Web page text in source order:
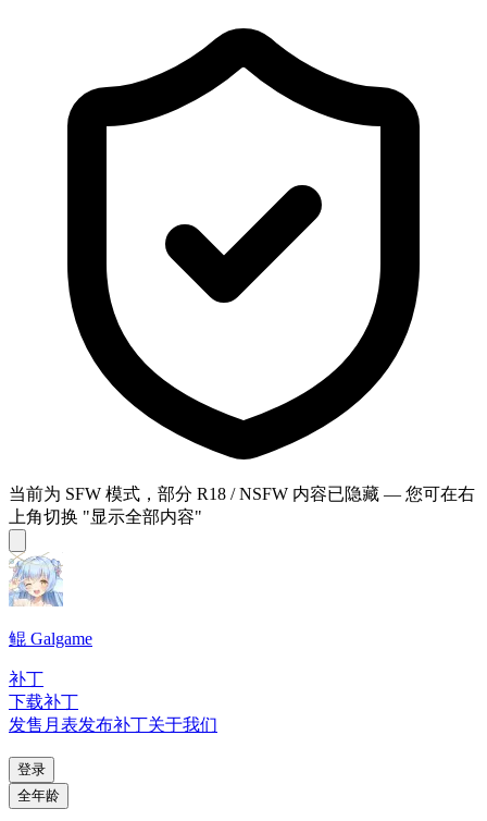
当前为 SFW 模式，部分 R18 / NSFW 内容已隐藏 — 您可在右
上角切换 "显示全部内容"
鲲 Galgame
补丁
下载补丁
发售月表发布补丁关于我们
登录
全年龄